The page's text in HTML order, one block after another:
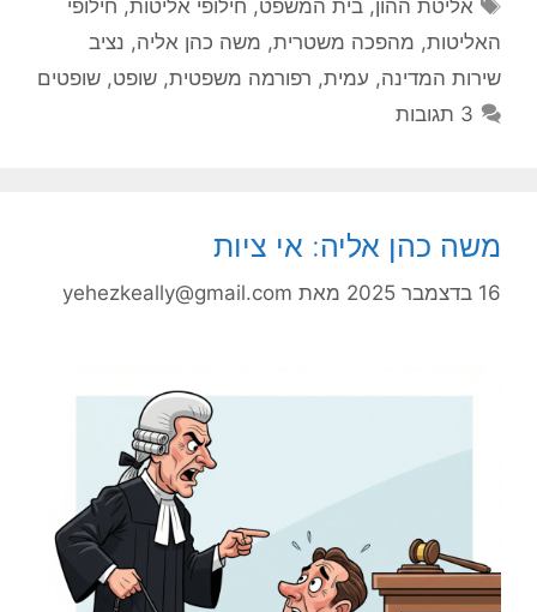
אליטת ההון,בית המשפט, חילופי אליטות, חילופי
האליטות, מהפכה משטרית, משה כהן אליה, נציב
שירות המדינה, עמית, רפורמה משפטית, שופט, שופטים
3 תגובות
משה כהן אליה: אי ציות
16 בדצמבר 2025 מאת yehezkeally@gmail.com